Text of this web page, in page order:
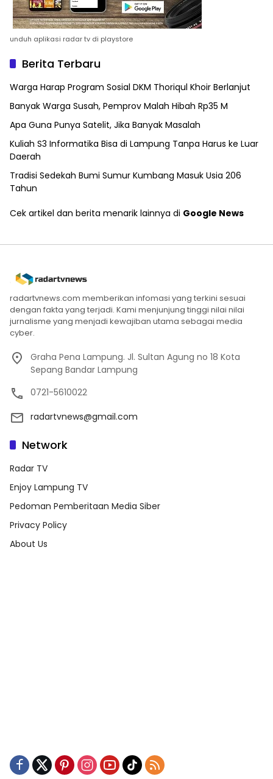
unduh aplikasi radar tv di playstore
Berita Terbaru
Warga Harap Program Sosial DKM Thoriqul Khoir Berlanjut
Banyak Warga Susah, Pemprov Malah Hibah Rp35 M
Apa Guna Punya Satelit, Jika Banyak Masalah
Kuliah S3 Informatika Bisa di Lampung Tanpa Harus ke Luar
Daerah
Tradisi Sedekah Bumi Sumur Kumbang Masuk Usia 206
Tahun
Cek artikel dan berita menarik lainnya di Google News
radartvnews.com memberikan infomasi yang terkini sesuai
dengan fakta yang terjadi. Kami menjunjung tinggi nilai nilai
jurnalisme yang menjadi kewajiban utama sebagai media
cyber.
Graha Pena Lampung. Jl. Sultan Agung no 18 Kota
Sepang Bandar Lampung
0721-5610022
radartvnews@gmail.com
Network
Radar TV
Enjoy Lampung TV
Pedoman Pemberitaan Media Siber
Privacy Policy
About Us